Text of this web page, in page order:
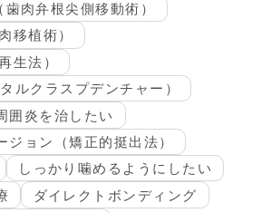
歯肉弁根尖側移動術）
移植術）
生法）
ルクラスプデンチャー）
囲炎を治したい
ジョン（矯正的挺出法）
しっかり噛めるようにしたい
ダイレクトボンディング